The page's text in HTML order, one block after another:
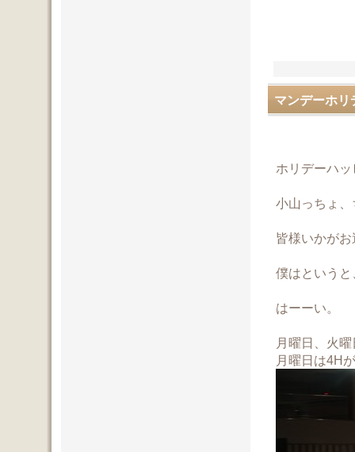
マンデーホリ
ホリデーハッ
小山っちょ
皆様いかが
僕はという
はーーい。
月曜日、火
月曜日は4H